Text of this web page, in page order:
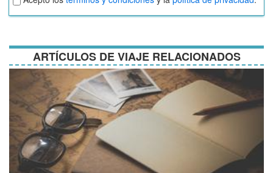
términos
y
ARTÍCULOS DE VIAJE RELACIONADOS